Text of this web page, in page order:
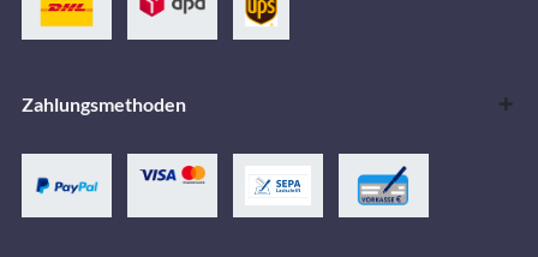
Zahlungsmethoden